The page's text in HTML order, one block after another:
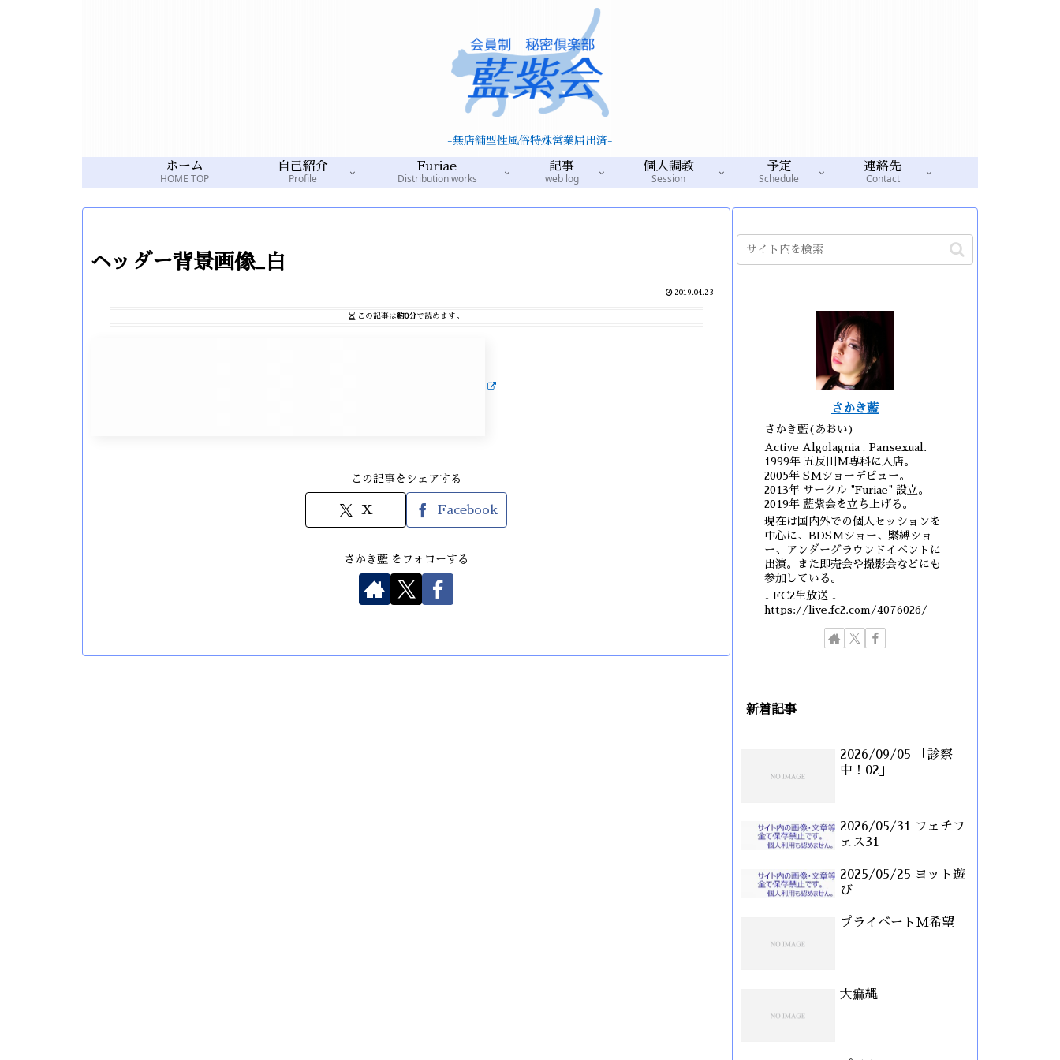
-無店舗型性風俗特殊営業届出済-
ホーム
HOME TOP
自己紹介
Profile
Furiae
Distribution works
記事
web log
個人調教
Session
予定
Schedule
連絡先
Contact
ヘッダー背景画像_白
2019.04.23
この記事は約0分で読めます。
この記事をシェアする
X Facebook
さかき藍 をフォローする
さかき藍
さかき藍(あおい)
Active Algolagnia , Pansexual.
1999年 五反田M専科に入店。
2005年 SMショーデビュー。
2013年 サークル "Furiae" 設立。
2019年 藍紫会を立ち上げる。
現在は国内外での個人セッションを
中心に、BDSMショー、緊縛ショ
ー、アンダーグラウンドイベントに
出演。また即売会や撮影会などにも
参加している。
↓ FC2生放送 ↓
https://live.fc2.com/4076026/
新着記事
2026/09/05 「診察
中！02」
2026/05/31 フェチフ
ェス31
2025/05/25 ヨット遊
び
プライベートM希望
大痲縄